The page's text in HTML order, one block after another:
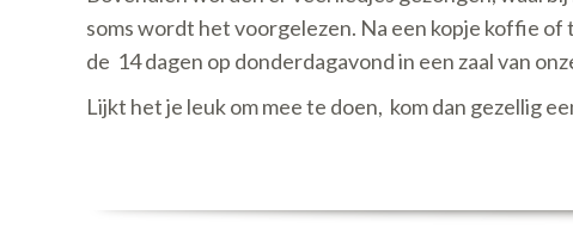
soms wordt het voorgelezen. Na een kopje koffie
de 14 dagen op donderdagavond in een zaal van
Lijkt het je leuk om mee te doen, kom dan gezellig